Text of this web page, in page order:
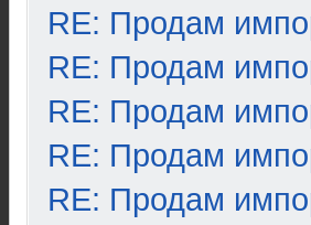
RE: Продам
RE: Продам
RE: Продам
RE: Продам
RE: Продам